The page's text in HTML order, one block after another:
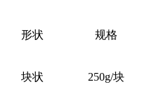
形状 规格
块状 250g/块